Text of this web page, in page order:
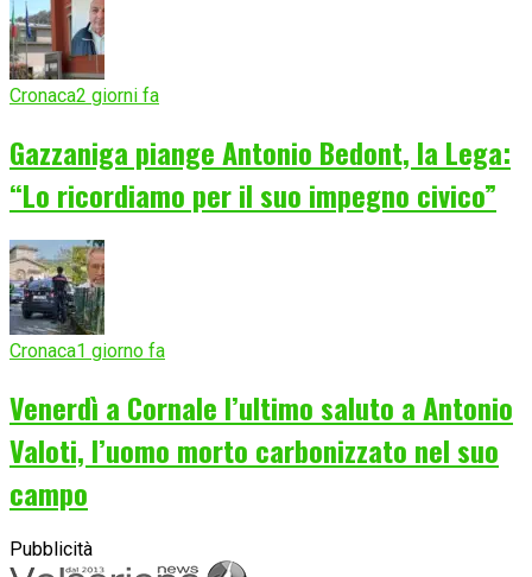
Cronaca2 giorni fa
Gazzaniga piange Antonio Bedont, la Lega:
“Lo ricordiamo per il suo impegno civico”
Cronaca1 giorno fa
Venerdì a Cornale l’ultimo saluto a Antonio
Valoti, l’uomo morto carbonizzato nel suo
campo
Pubblicità